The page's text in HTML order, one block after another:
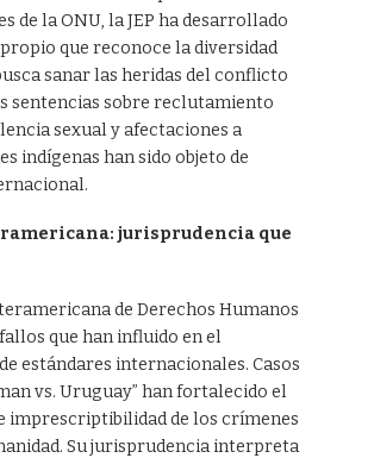
de la ONU, la JEP ha desarrollado
que reconoce la diversidad
sanar las heridas del conflicto
sentencias sobre reclutamiento
sexual y afectaciones a
indígenas han sido objeto de
jurisprudencia que
de Derechos Humanos
que han influido en el
estándares internacionales. Casos
vs. Uruguay” han fortalecido el
imprescriptibilidad de los crímenes
Su jurisprudencia interpreta